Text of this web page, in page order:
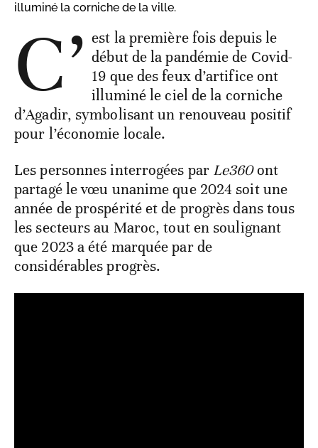
illuminé la corniche de la ville.
C’ est la première fois depuis le
début de la pandémie de Covid-
19 que des feux d’artifice ont
illuminé le ciel de la corniche
d’Agadir, symbolisant un renouveau positif
pour l’économie locale.
Les personnes interrogées par Le360ont
partagé le vœu unanime que 2024 soit une
année de prospérité et de progrès dans tous
les secteurs au Maroc, tout en soulignant
que 2023 a été marquée par de
considérables progrès.